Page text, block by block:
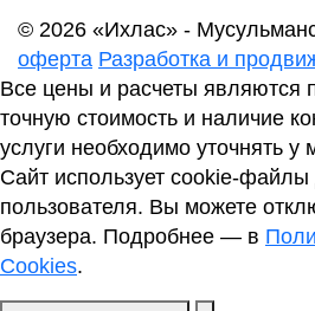
© 2026 «Ихлас» -
оферта Разработка и
Все цены и расчеты являются
точную стоимость и наличие
услуги необходимо уточнять у
Сайт использует cookie-файлы
пользователя. Вы можете
браузера. Подробнее — в
Cookies.